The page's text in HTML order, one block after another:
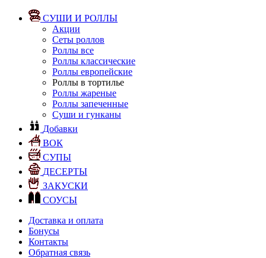
СУШИ И РОЛЛЫ
Акции
Сеты роллов
Роллы все
Роллы классические
Роллы европейские
Роллы в тортилье
Роллы жареные
Роллы запеченные
Суши и гунканы
Добавки
ВОК
СУПЫ
ДЕСЕРТЫ
ЗАКУСКИ
СОУСЫ
Доставка и оплата
Бонусы
Контакты
Обратная связь